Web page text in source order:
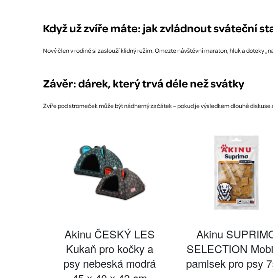
Když už zvíře máte: jak zvládnout sváteční
Nový člen v rodině si zaslouží klidný režim. Omezte návštěvní maraton, hluk a doteky
Závěr: dárek, který trvá déle než svátky
Zvíře pod stromeček může být nádherný začátek – pokud je výsledkem dlouhé